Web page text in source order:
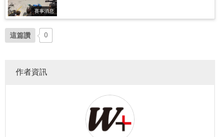
賽事消息
這篇讚 0
作者資訊